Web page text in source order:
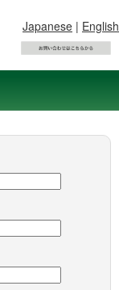
Japanese | English